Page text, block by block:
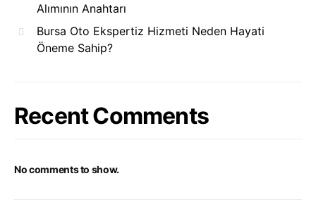
Alımının Anahtarı
Bursa Oto Ekspertiz Hizmeti Neden Hayati
Öneme Sahip?
Recent Comments
No comments to show.